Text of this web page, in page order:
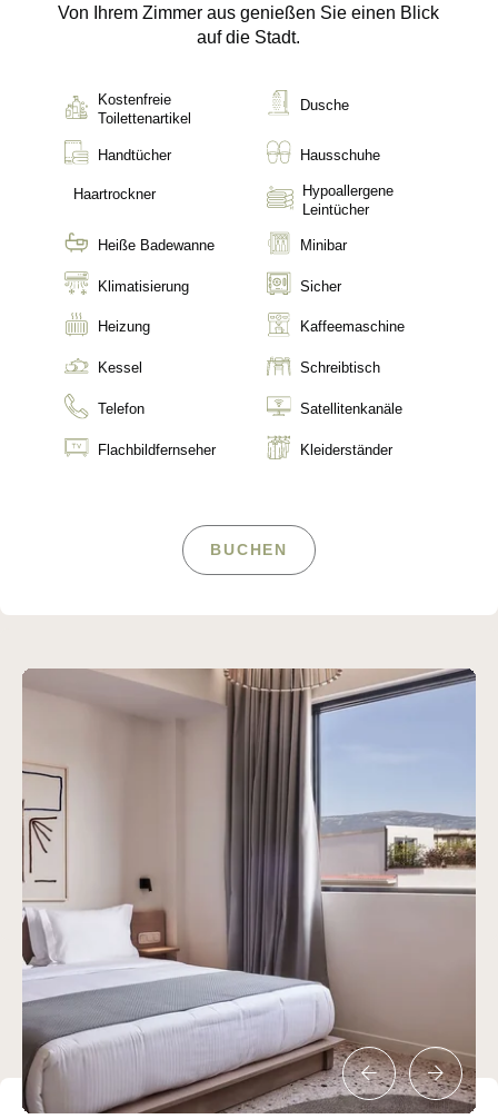
Von Ihrem Zimmer aus genießen Sie einen Blick
auf die Stadt.
Kostenfreie
Toilettenartikel
Dusche
Handtücher Hausschuhe
Haartrockner
Hypoallergene
Leintücher
Heiße Badewanne Minibar
Klimatisierung Sicher
Heizung Kaffeemaschine
Kessel Schreibtisch
Telefon Satellitenkanäle
Flachbildfernseher Kleiderständer
BUCHEN